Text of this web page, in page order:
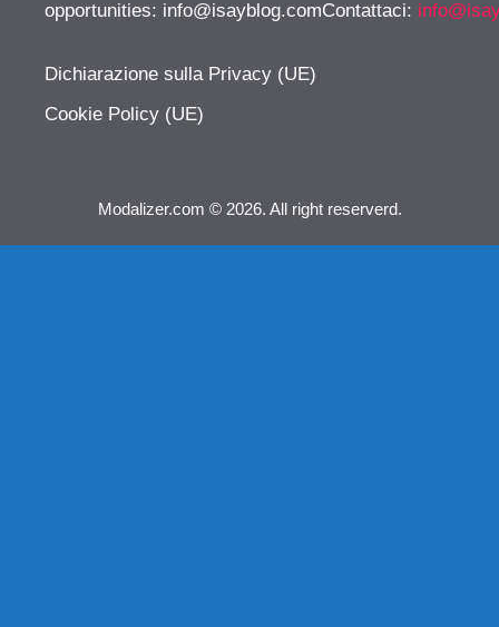
opportunities: info@isayblog.comContattaci:
Dichiarazione sulla Privacy (UE)
Cookie Policy (UE)
Modalizer.com © 2026. All right reserverd.